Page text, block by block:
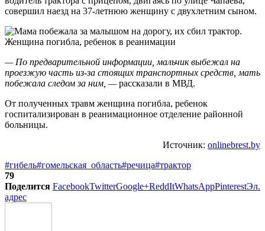
совершил наезд на 37-летнюю женщину с двухлетним сыном.
— По предварительной информации, мальчик выбежал на
проезжую часть из-за стоящих транспортных средств, мать
побежала следом за ним, —рассказали в МВД.
От полученных травм женщина погибла, ребенок
госпитализирован в реанимационное отделение районной
больницы.
Источник: onlinebrest.by
#гибель#гомельская_область#речица#трактор
79
Поделится FacebookTwitterGoogle+ReddItWhatsAppPinterestЭл.
адрес